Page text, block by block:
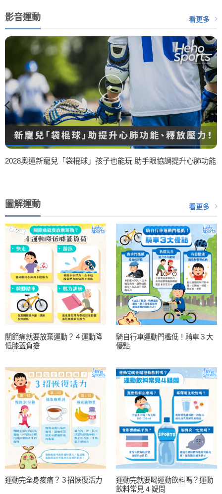
影音運動 看更多
2028奧運新寵兒「袋棍球」孩子也能玩 助手眼協調提升心肺功能
圖解運動 看更多
關節痛就要放棄運動？４運動降
低膝蓋負擔
騎自行車運動門檻低！騎車３大
優點
運動完全身痠痛？３招恢復活力
運動完就要喝運動飲料嗎？運動
飲料常見 4 疑問